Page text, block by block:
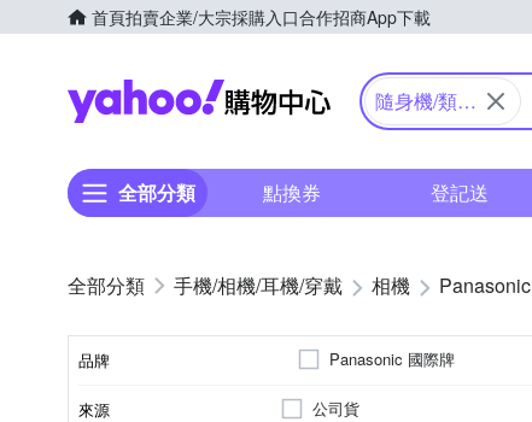
首頁拍賣企業/大宗採購入口合作招商App下載
Yahoo購物中心
隨身機/類單
全部分類 點換券 登記送
手機/相機/耳機/穿戴 相機 Panasonic
品牌 Panasonic 國際牌
來源 公司貨